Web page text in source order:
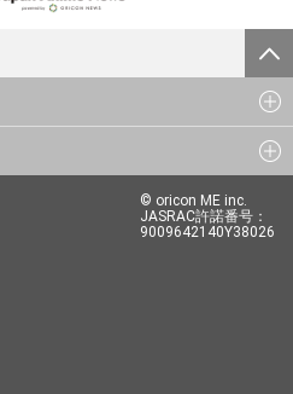
© oricon ME inc.
JASRAC許諾番号：
9009642140Y38026